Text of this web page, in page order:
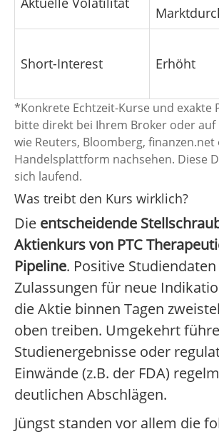
Short-Interest Erhöht
*Konkrete Echtzeit-Kurse und exakte
bitte direkt bei Ihrem Broker oder auf
wie Reuters, Bloomberg,
Handelsplattform nachsehen. Diese
sich laufend.
Was treibt den Kurs wirklich?
Die entscheidende
Aktienkurs von PTC
Pipeline. Positive
Zulassungen für neue
die Aktie binnen Tagen
oben treiben. Umgekehrt
Studienergebnisse oder
Einwände (z.B. der FDA)
deutlichen Abschlägen.
Jüngst standen vor allem die